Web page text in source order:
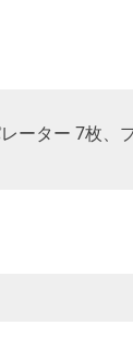
ーター 7枚、